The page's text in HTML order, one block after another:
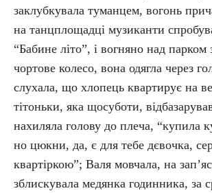
заклубкувала туманцем, вогонь
на танцплощадці музиканти
“Бабине літо”, і вогняно над
чортове колесо, вона одягла через
слухала, що хлопець квартирує на
тітоньки, яка щосуботи,
нахиляла голову до плеча, “купила
но цюкни, да, є для тебе дєвочка,
квартіркою”; Валя мовчала, на
зблискувала медянка годинника, за